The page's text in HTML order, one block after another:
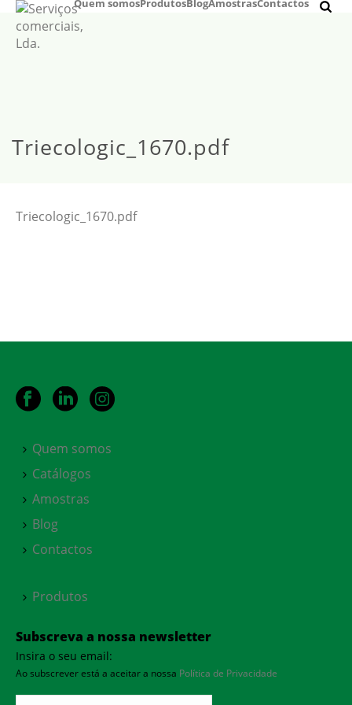
Quem somosProdutosBlogAmostrasContactos
Triecologic_1670.pdf
Triecologic_1670.pdf
Quem somos
Catálogos
Amostras
Blog
Contactos
Produtos
Subscreva a nossa newsletter
Insira o seu email:
Ao subscrever está a aceitar a nossa Política de Privacidade